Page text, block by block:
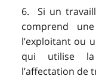
6. Si un
comprend
l’exploitant ou
qui utilise la
l’affectation de